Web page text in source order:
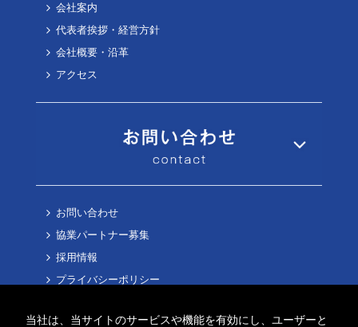
当社は、当サイトのサービスや機能を有効にし、ユーザーと
会社案内
代表者挨拶・経営方針
会社概要・沿革
アクセス
お問い合わせ
協業パートナー募集
採用情報
プライバシーポリシー